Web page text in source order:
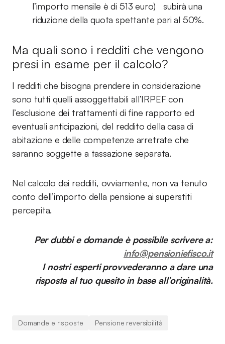
l’importo mensile è di 513 euro) subirà una
riduzione della quota spettante pari al 50%.
Ma quali sono i redditi che vengono
presi in esame per il calcolo?
I redditi che bisogna prendere in considerazione
sono tutti quelli assoggettabili all’IRPEF con
l’esclusione dei trattamenti di fine rapporto ed
eventuali anticipazioni, del reddito della casa di
abitazione e delle competenze arretrate che
saranno soggette a tassazione separata.
Nel calcolo dei redditi, ovviamente, non va tenuto
conto dell’importo della pensione ai superstiti
percepita.
Per dubbi e domande è possibile scrivere a:
info@pensioniefisco.it
I nostri esperti provvederanno a dare una
risposta al tuo quesito in base all’originalità.
Domande e risposte Pensione reversibilità